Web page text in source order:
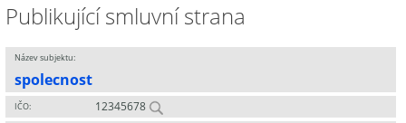
Publikující smluvní strana
Název subjektu:
spolecnost
IČO: 12345678